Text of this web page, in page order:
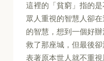
這裡的「貧窮」指的
眾人重視的智慧人卻
的智慧，想到一個好
救了那座城，但最後
表著原本世人就不重